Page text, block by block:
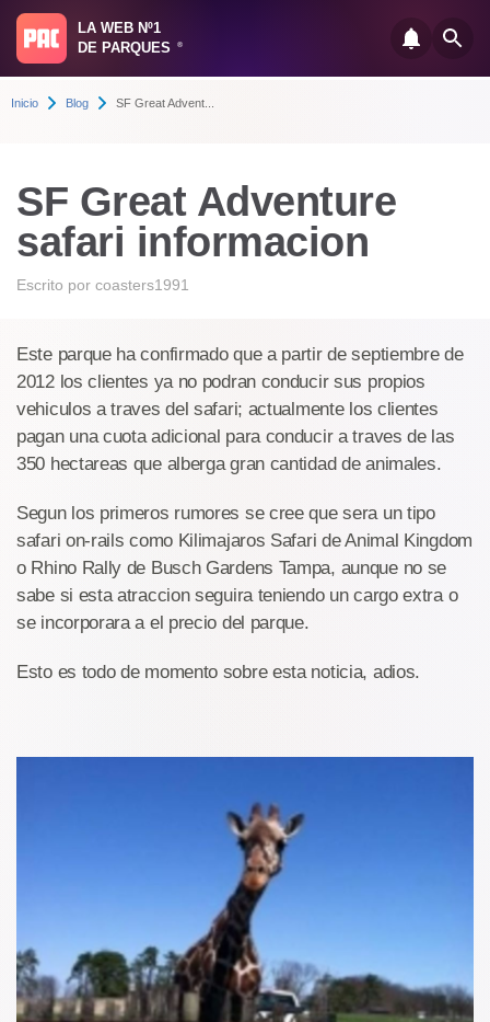
LA WEB Nº1
DE PARQUES
®
Inicio Blog SF Great Advent...
SF Great Adventure
safari informacion
Escrito por coasters1991
Este parque ha confirmado que a partir de septiembre de
2012 los clientes ya no podran conducir sus propios
vehiculos a traves del safari; actualmente los clientes
pagan una cuota adicional para conducir a traves de las
350 hectareas que alberga gran cantidad de animales.
Segun los primeros rumores se cree que sera un tipo
safari on-rails como Kilimajaros Safari de Animal Kingdom
o Rhino Rally de Busch Gardens Tampa, aunque no se
sabe si esta atraccion seguira teniendo un cargo extra o
se incorporara a el precio del parque.
Esto es todo de momento sobre esta noticia, adios.